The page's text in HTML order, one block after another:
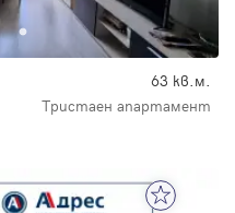
63 кв.м.
Тристаен апартамент